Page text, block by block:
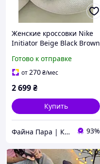
Женские кроссовки Nike
Initiator Beige Black Brown
коричневые
демисезонные удобные
повседневные, 36-41
Готово к отправке
от270₴/мес
2 699₴
Купить
Файна Пара | Кросівки 93%